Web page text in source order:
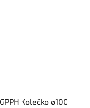
GPPH Kolečko ø100